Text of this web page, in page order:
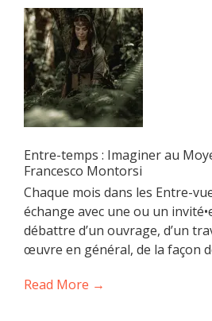
Entre-temps : Imaginer au
Francesco Montorsi
Chaque mois dans les Entre-
échange avec une ou un
débattre d’un ouvrage, d’un
œuvre en général, de la façon
Read More →